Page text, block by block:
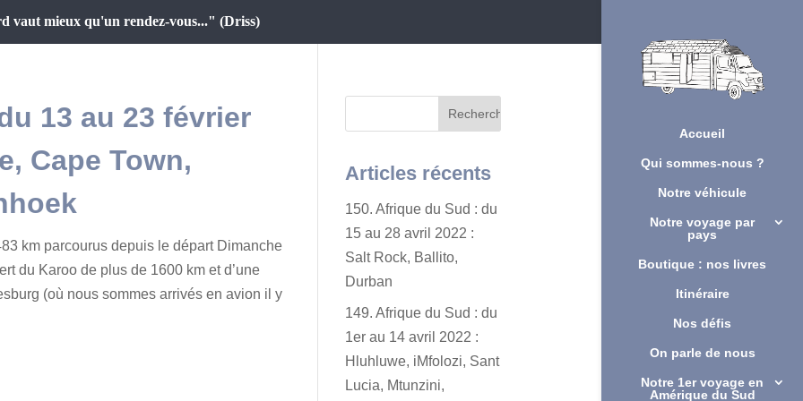
vaut mieux qu'un rendez-vous..." (Driss)
Accueil
Qui sommes-nous ?
Notre véhicule
Notre voyage par
pays
Boutique : nos livres
Itinéraire
Nos défis
On parle de nous
Notre 1er voyage en
Amérique du Sud
13 au 23 février
Cape Town,
km parcourus depuis le départ Dimanche
du Karoo de plus de 1600 km et d’une
(où nous sommes arrivés en avion il y
Articles récents
150. Afrique du Sud : du
15 au 28 avril 2022 :
Salt Rock, Ballito,
Durban
149. Afrique du Sud : du
1er au 14 avril 2022 :
Hluhluwe, iMfolozi, Sant
Lucia, Mtunzini,